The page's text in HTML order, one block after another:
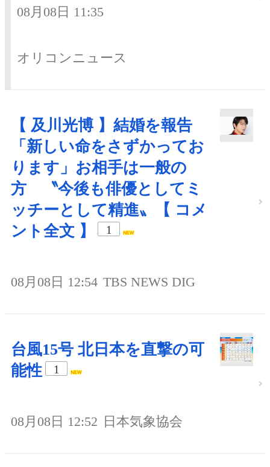
08月08日 11:35
オリコンニュース
【 及川光博 】結婚を報告
「新しい命をさずかってお
ります」お相手は一般の
方 〝今後も俳優としてミ
ッチーとして精進〟【 コメ
ント全文 】
1
08月08日 12:54 TBS NEWS DIG
台風15号 北日本を直撃の可
能性
1
08月08日 12:52 日本気象協会